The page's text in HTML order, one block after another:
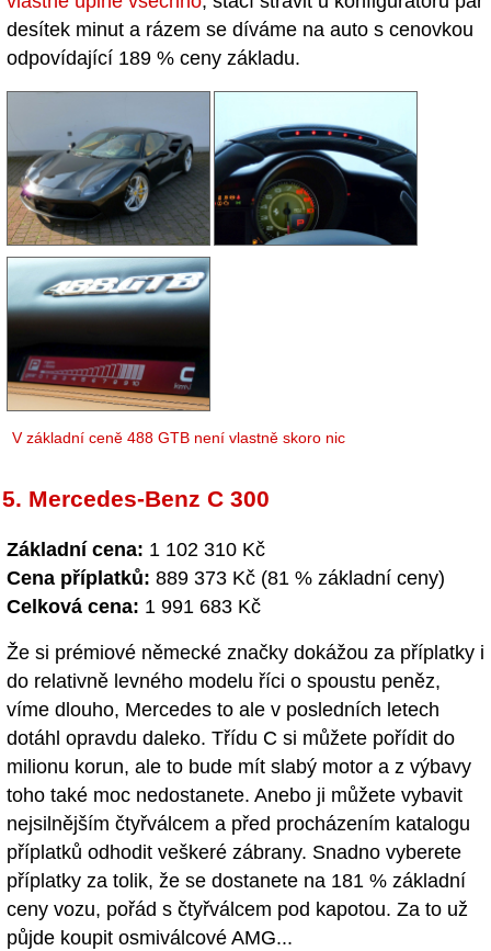
desítek minut a rázem se díváme na auto s cenovkou
odpovídající 189 % ceny základu.
V základní ceně 488 GTB není vlastně skoro nic
5. Mercedes-Benz C 300
Základní cena: 1 102 310 Kč
Cena příplatků: 889 373 Kč (81 % základní ceny)
Celková cena: 1 991 683 Kč
Že si prémiové německé značky dokážou za příplatky i
do relativně levného modelu říci o spoustu peněz,
víme dlouho, Mercedes to ale v posledních letech
dotáhl opravdu daleko. Třídu C si můžete pořídit do
milionu korun, ale to bude mít slabý motor a z výbavy
toho také moc nedostanete. Anebo ji můžete vybavit
nejsilnějším čtyřválcem a před procházením katalogu
příplatků odhodit veškeré zábrany. Snadno vyberete
příplatky za tolik, že se dostanete na 181 % základní
ceny vozu, pořád s čtyřválcem pod kapotou. Za to už
půjde koupit osmiválcové AMG...